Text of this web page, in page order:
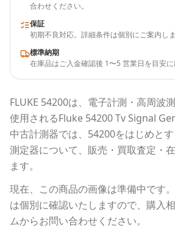
合わせください。
保証
初期不良対応。詳細条件は個別にご案内しま
標準納期
在庫品はご入金確認後 1〜5 営業日を目安に
FLUKE 54200は、電子計測・高周波
使用されるFluke 54200 Tv Signal
中古計測器では、 54200をはじめと
測定器について、販売・買取査定・
ます。
現在、この商品の画像は準備中です
は個別に確認いたしますので、購入
ムからお問い合わせください。